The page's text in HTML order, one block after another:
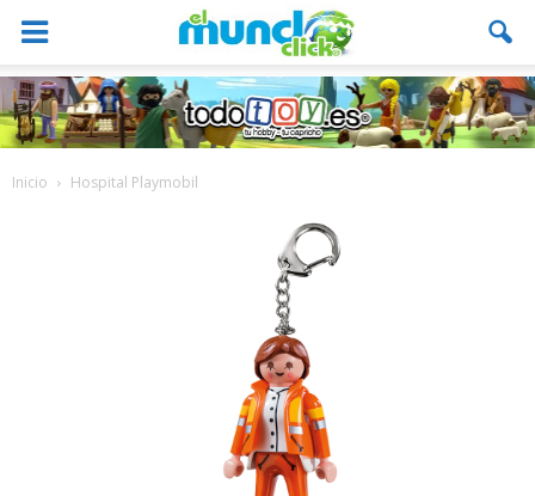
Inicio Hospital Playmobil